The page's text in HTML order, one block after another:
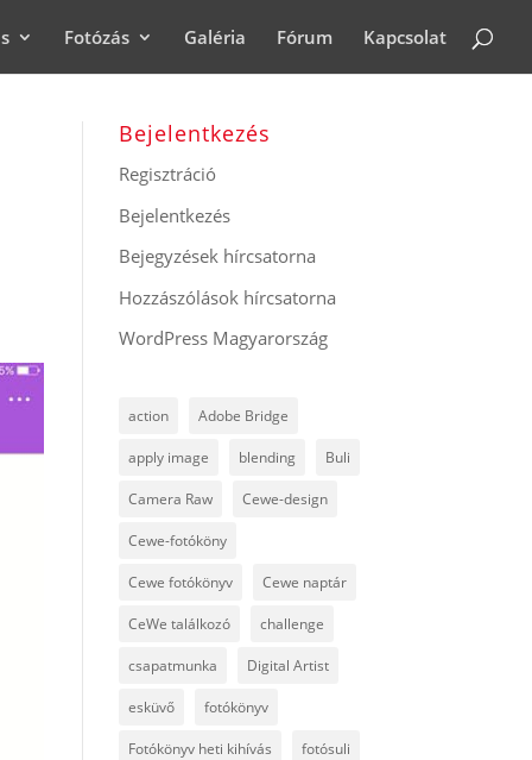
Fotózás Galéria Fórum Kapcsolat
Bejelentkezés
Regisztráció
Bejelentkezés
Bejegyzések hírcsatorna
Hozzászólások hírcsatorna
WordPress Magyarország
action Adobe Bridge
apply image blending Buli
Camera Raw Cewe-design
Cewe-fotóköny
Cewe fotókönyv Cewe naptár
CeWe találkozó challenge
csapatmunka Digital Artist
esküvő fotókönyv
Fotókönyv heti kihívás fotósuli